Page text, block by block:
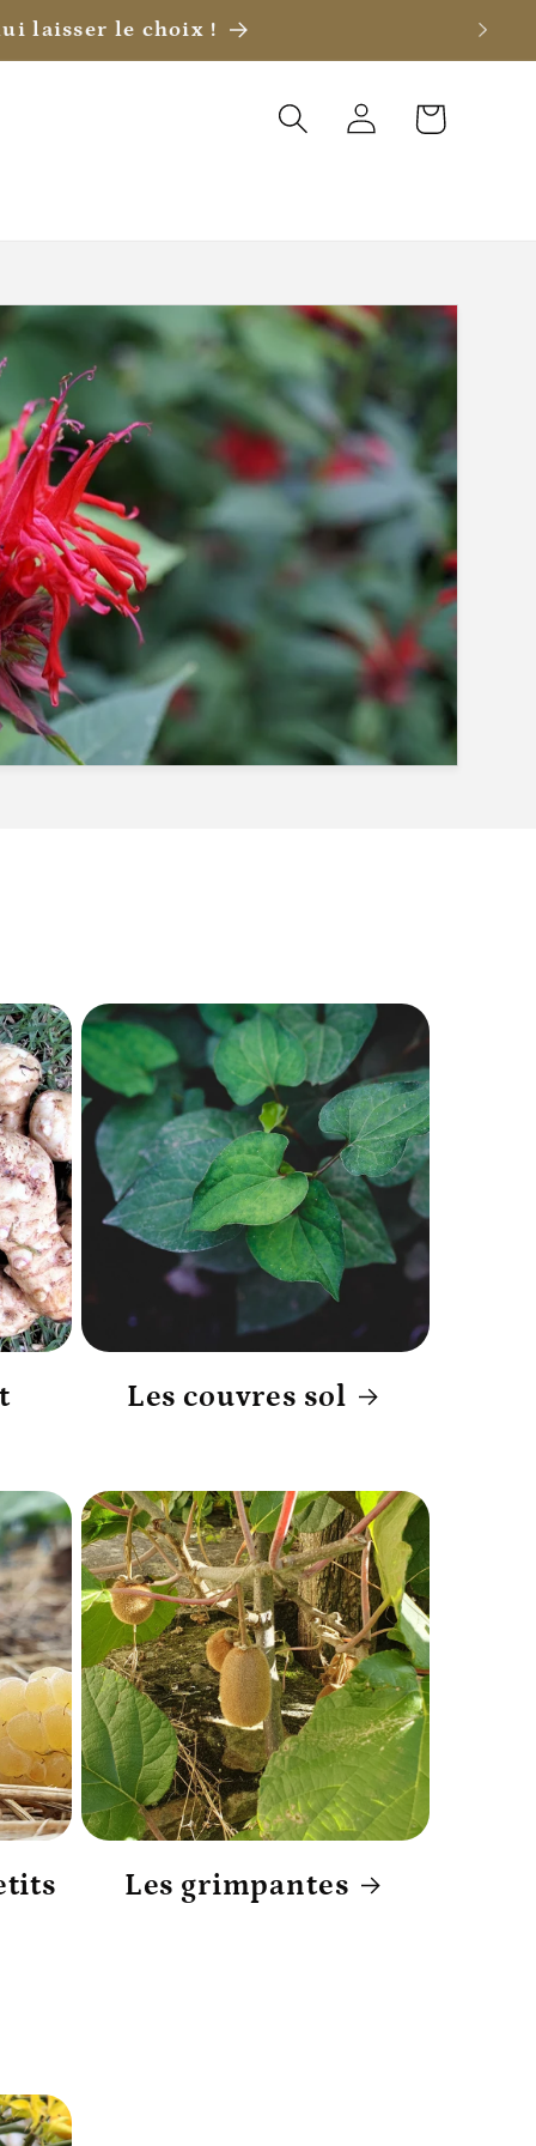
laisser le choix !
Connexion Panier
Les couvres sol
Les grimpantes